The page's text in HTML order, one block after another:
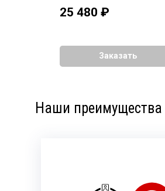
25 480 ₽
Заказать
Наши преимущества